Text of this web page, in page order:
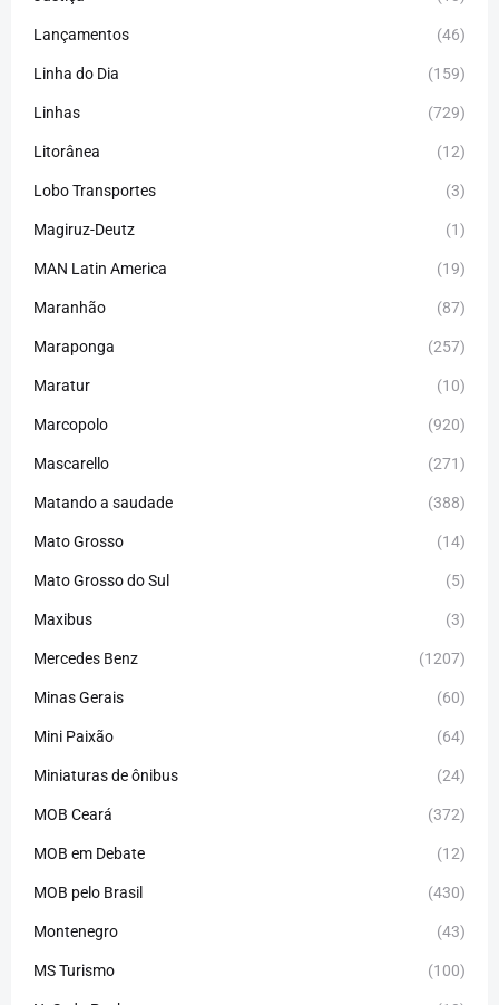
Lançamentos (46)
Linha do Dia (159)
Linhas (729)
Litorânea (12)
Lobo Transportes (3)
Magiruz-Deutz (1)
MAN Latin America (19)
Maranhão (87)
Maraponga (257)
Maratur (10)
Marcopolo (920)
Mascarello (271)
Matando a saudade (388)
Mato Grosso (14)
Mato Grosso do Sul (5)
Maxibus (3)
Mercedes Benz (1207)
Minas Gerais (60)
Mini Paixão (64)
Miniaturas de ônibus (24)
MOB Ceará (372)
MOB em Debate (12)
MOB pelo Brasil (430)
Montenegro (43)
MS Turismo (100)